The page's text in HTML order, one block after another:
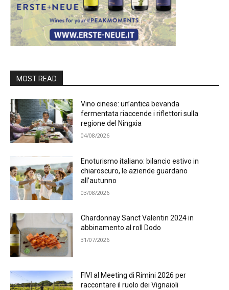
MOST READ
Vino cinese: un’antica bevanda
fermentata riaccende i riflettori sulla
regione del Ningxia
04/08/2026
Enoturismo italiano: bilancio estivo in
chiaroscuro, le aziende guardano
all’autunno
03/08/2026
Chardonnay Sanct Valentin 2024 in
abbinamento al roll Dodo
31/07/2026
FIVI al Meeting di Rimini 2026 per
raccontare il ruolo dei Vignaioli